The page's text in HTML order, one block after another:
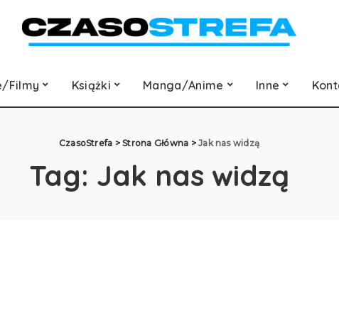
Filmy Książki Manga/Anime Inne
CzasoStrefa >Strona Główna >Jak nas widzą
Tag: Jak nas widzą